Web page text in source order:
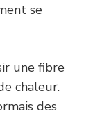
se
une fibre
chaleur.
des